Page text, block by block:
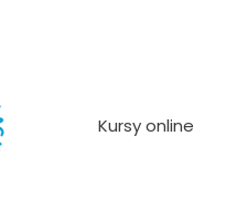
Kursy online